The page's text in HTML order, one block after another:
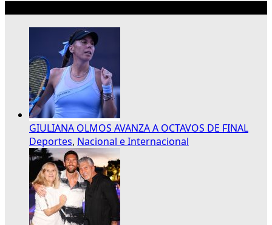
GIULIANA OLMOS AVANZA A OCTAVOS DE FINAL
Deportes, Nacional e Internacional